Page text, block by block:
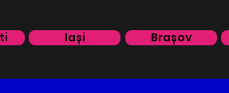
Iași Brașov